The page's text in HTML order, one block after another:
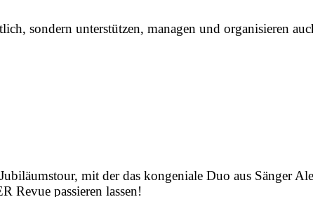
sondern unterstützen, managen und organisieren
mit der das kongeniale Duo aus Sänger
Revue passieren lassen!